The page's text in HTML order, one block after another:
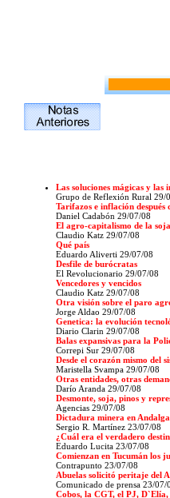
Las soluciones mágicas y las
Grupo de Reflexión Rural 29/
Tarifazos e inflación después
Daniel Cadabón 29/07/08
El agro-capitalismo de la soja
Claudio Katz 29/07/08
Qué país
Eduardo Aliverti 29/07/08
Desfile de burócratas
El Revolucionario 29/07/08
Vencedores y vencidos
Claudio Katz 29/07/08
Otra visión sobre el paro
Jorge Aldao 29/07/08
Genetica: la evolución
Diario Clarin 29/07/08
Balas expansivas para la
Correpi Sur 29/07/08
Desde el corazón mismo del
Maristella Svampa 29/07/08
Otras entidades, otras
Darío Aranda 29/07/08
Desmonte, soja, pinos y
Agencias 29/07/08
Dictadura minera en
Sergio R. Martínez 23/07/08
¿Cuál era el verdadero
Eduardo Lucita 23/07/08
Comienzan en Tucumán los
Contrapunto 23/07/08
Abuelas solicitó peritaje del
Comunicado de prensa 23/07/
Cobos, la CGT, el PJ,